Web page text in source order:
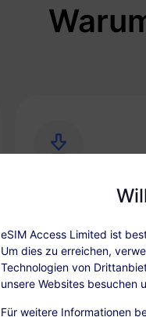
Sofortige
Aktivieren Sie Ihre
reibungslos und
Ihrem Telefon aus.
eSIM Access Limited ist
Um dies zu erreichen,
Technologien von
unsere Websites besuchen
Für weitere Informationen